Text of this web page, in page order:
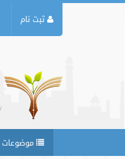
ثبت نام
موضوعات